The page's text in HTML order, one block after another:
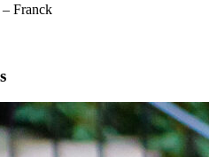
– Franck